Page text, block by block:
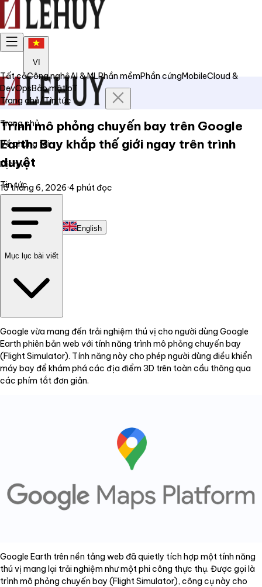
VI
Trang chủ
Về chúng tôi
Dịch vụ
Tin tức
Liên hệ
Tiếng Việt English
Tất cảCông nghệAI & MLPhần mềmPhần cứngMobileCloud &
DevOpsBảo mậtIoT
Trang chủ/Tin tức
Trình mô phỏng chuyến bay trên Google
Earth: Bay khắp thế giới ngay trên trình
duyệt
15 tháng 6, 2026·4 phút đọc
Mục lục bài viết
Google vừa mang đến trải nghiệm thú vị cho người dùng Google
Earth phiên bản web với tính năng trình mô phỏng chuyến bay
(Flight Simulator). Tính năng này cho phép người dùng điều khiển
máy bay để khám phá các địa điểm 3D trên toàn cầu thông qua
các phím tắt đơn giản.
Google Earth trên nền tảng web đã quietly tích hợp một tính năng
thú vị mang lại trải nghiệm như một phi công thực thụ. Được gọi là
trình mô phỏng chuyến bay (Flight Simulator), công cụ này cho